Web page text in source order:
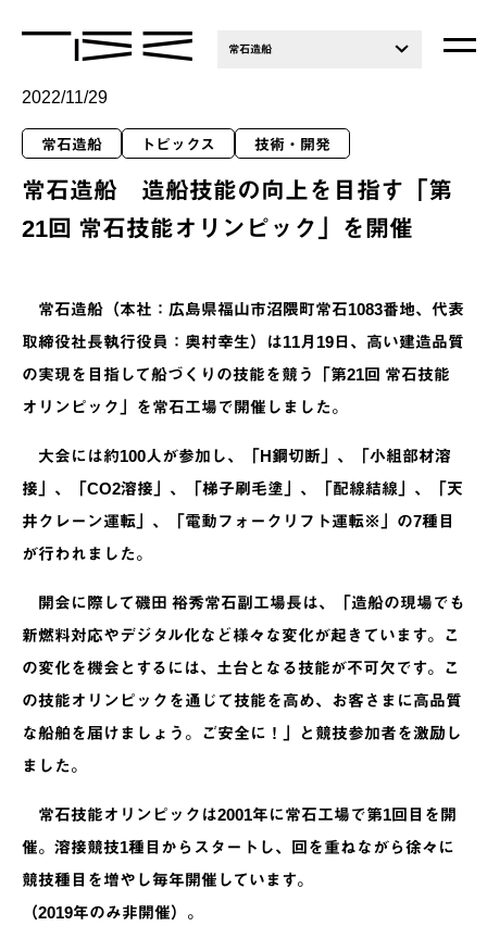
常石造船
2022/11/29
常石造船 トピックス 技術・開発
常石造船 造船技能の向上を目指す「第
21回 常石技能オリンピック」を開催
常石造船（本社：広島県福山市沼隈町常石1083番地、代表
取締役社長執行役員：奥村幸生）は11月19日、高い建造品質
の実現を目指して船づくりの技能を競う「第21回 常石技能
オリンピック」を常石工場で開催しました。
大会には約100人が参加し、「H鋼切断」、「小組部材溶
接」、「CO2溶接」、「梯子刷毛塗」、「配線結線」、「天
井クレーン運転」、「電動フォークリフト運転※」の7種目
が行われました。
開会に際して磯田 裕秀常石副工場長は、「造船の現場でも
新燃料対応やデジタル化など様々な変化が起きています。こ
の変化を機会とするには、土台となる技能が不可欠です。こ
の技能オリンピックを通じて技能を高め、お客さまに高品質
な船舶を届けましょう。ご安全に！」と競技参加者を激励し
ました。
常石技能オリンピックは2001年に常石工場で第1回目を開
催。溶接競技1種目からスタートし、回を重ねながら徐々に
競技種目を増やし毎年開催しています。
（2019年のみ非開催）。